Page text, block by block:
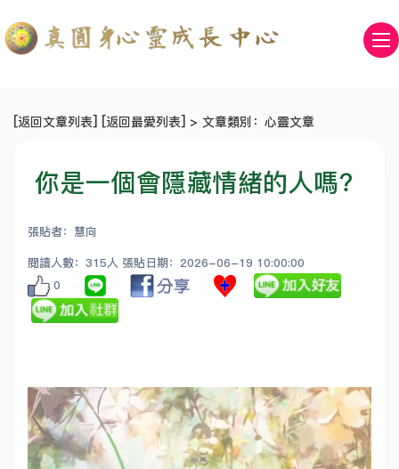
[返回文章列表] [返回最愛列表] > 文章類別：心靈文章
你是一個會隱藏情緒的人嗎？
張貼者：慧向
閱讀人數：315人 張貼日期：2026-06-19 10:00:00
0